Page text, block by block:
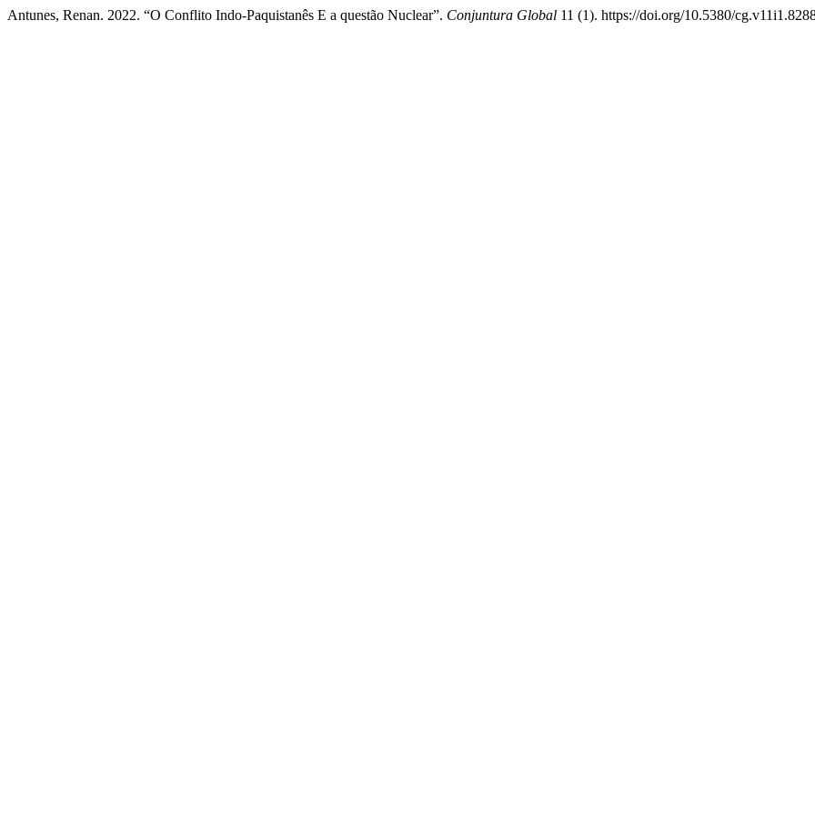
Antunes, Renan. 2022. “O Conflito Indo-Paquistanês E a questão Nuclear”. Conjuntura Global 11 (1). https://doi.org/10.5380/